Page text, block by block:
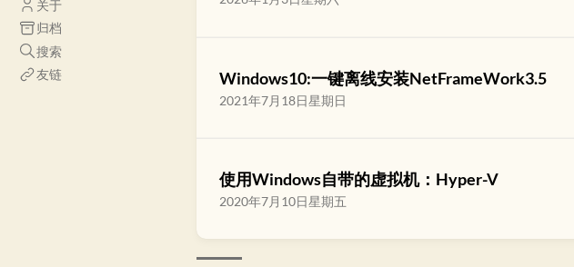
关于
归档
搜索
友链
Windows10:一键离线安装NetFrameWork3.5
2021年7月18日星期日
使用Windows自带的虚拟机：Hyper-V
2020年7月10日星期五